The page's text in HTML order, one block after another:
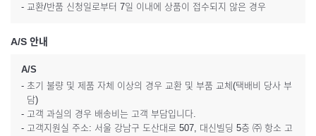
- 교환/반품 신청일로부터 7일 이내에 상품이 접수되지 않은 경우
A/S 안내
A/S
- 초기 불량 및 제품 자체 이상의 경우 교환 및 부품 교체(택배비 당사 부
담)
- 고객 과실의 경우 배송비는 고객 부담입니다.
- 고객지원실 주소: 서울 강남구 도산대로 507, 대신빌딩 5층 ㈜ 항소 고